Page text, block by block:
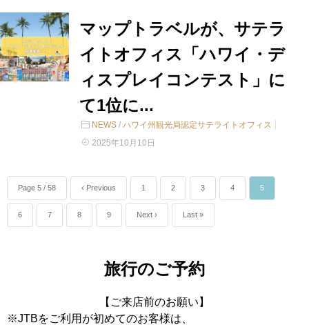
マップトラベルが、サテラ
イトオフィス「ハワイ・デ
ィスプレイコンテスト」に
て1位に...
NEWS / ハワイ州観光局認定サテライトオフィス
2025年10月10日
Page 5 / 58 ‹ Previous 1 2 3 4 5
6 7 8 9 Next › Last »
旅行のご予約
【ご来店前のお願い】
※JTBをご利用が初めてのお客様は、